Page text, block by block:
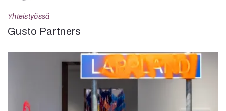
Yhteistyössä
Gusto Partners